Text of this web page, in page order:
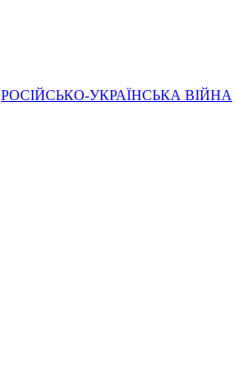
РОСІЙСЬКО-УКРАЇНСЬКА ВІЙНА